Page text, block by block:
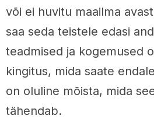
või ei huvitu maailma
saa seda teistele edasi
teadmised ja kogemused
kingitus, mida saate
on oluline mõista, mida
tähendab.